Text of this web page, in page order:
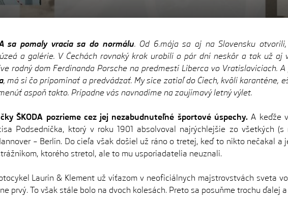
sa pomaly vracia sa do normálu. Od 6.mája sa aj na Slovensku
a galérie. V Čechách rovnaký krok urobili o pár dní neskôr a tak už aj
rodný dom Ferdinanda Porsche na predmestí Liberca vo Vratislaviciach.
, má si čo pripomínať a predvádzať. My síce zatiaľ do Čiech, kvôli karanténe,
aspoň takto. Prípadne vás navnadíme na zaujímavý letný výlet.
ŠKODA pozrieme cez jej nezabudnuteľné športové úspechy. A keďže
Podsedníčka, ktorý v roku 1901 absolvoval najrýchlejšie zo všetkých (s
– Berlín. Do cieľa však došiel už ráno o tretej, keď to nikto nečakal
ktorého stretol, ale to mu usporiadatelia neuznali.
Laurin & Klement už víťazom v neoficiálnych majstrovstvách sveta
prvý. To však stále bolo na dvoch kolesách. Preto sa posuňme trochu ďalej